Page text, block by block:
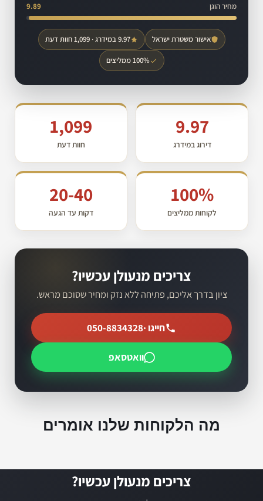
מחיר הוגן 9.89
אישור משטרת ישראל 9.97 במידרג · 1,099 חוות דעת
100% ממליצים
9.97
דירוג במידרג
1,099
חוות דעת
100%
לקוחות ממליצים
20-40
דקות עד הגעה
צריכים מנעולן עכשיו?
ציון בדרך אליכם, פתיחה ללא נזק ומחיר שסוכם מראש.
חייגו ·050-8834328
וואטסאפ
מה הלקוחות שלנו אומרים
צריכים מנעולן עכשיו?